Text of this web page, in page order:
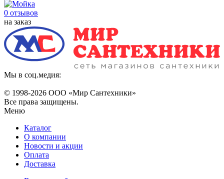
0 отзывов
на заказ
Мы в соц.медия:
© 1998-2026 ООО «Мир Сантехники»
Все права защищены.
Меню
Каталог
О компании
Новости и акции
Оплата
Доставка